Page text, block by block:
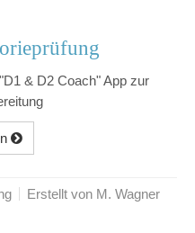
& D2 Coach" App zur
Erstellt von M. Wagner